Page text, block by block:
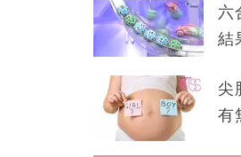
六
結
尖
有